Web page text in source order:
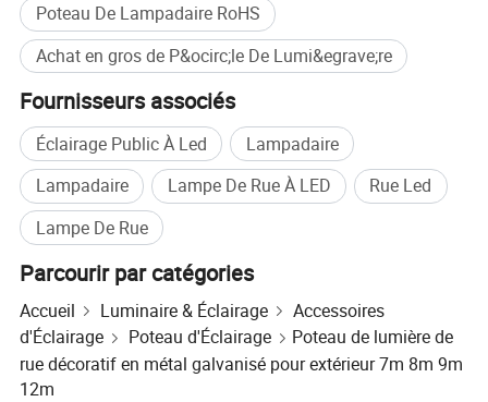
Poteau De Lampadaire RoHS
Achat en gros de P&ocirc;le De Lumi&egrave;re
Fournisseurs associés
Éclairage Public À Led
Lampadaire
Lampadaire
Lampe De Rue À LED
Rue Led
Lampe De Rue
Parcourir par catégories
Accueil Luminaire & Éclairage
Accessoires
d'Éclairage
Poteau d'Éclairage
Poteau de lumière de
rue décoratif en métal galvanisé pour extérieur 7m 8m 9m
12m